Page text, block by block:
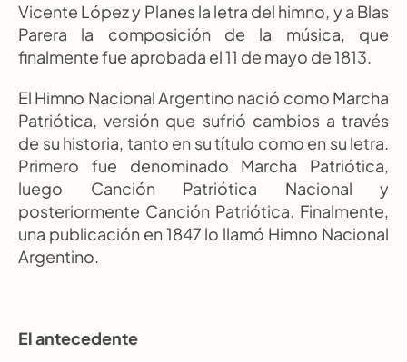
Vicente López y Planes la letra del himno, y a Blas
Parera la composición de la música, que
finalmente fue aprobada el 11 de mayo de 1813.
El Himno Nacional Argentino nació como Marcha
Patriótica, versión que sufrió cambios a través
de su historia, tanto en su título como en su letra.
Primero fue denominado Marcha Patriótica,
luego Canción Patriótica Nacional y
posteriormente Canción Patriótica. Finalmente,
una publicación en 1847 lo llamó Himno Nacional
Argentino.
El antecedente